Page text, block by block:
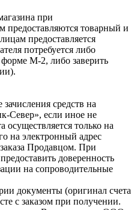
при
предоставляются товарный и
предоставляется
потребуется либо
форме М-2, либо заверить
зачисления средств на
Север», если иное не
осуществляется только на
на электронный адрес
Продавцом. При
доверенность
на сопроводительные
документы (оригинал счета
с заказом при получении.